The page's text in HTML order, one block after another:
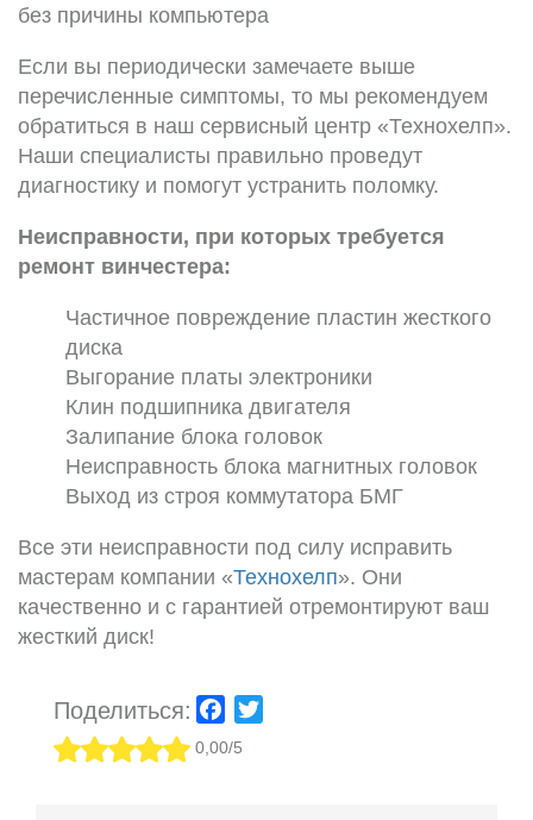
без причины компьютера
Если вы периодически замечаете выше
перечисленные симптомы, то мы рекомендуем
обратиться в наш сервисный центр «Технохелп».
Наши специалисты правильно проведут
диагностику и помогут устранить поломку.
Неисправности, при которых требуется
ремонт винчестера:
Частичное повреждение пластин жесткого
диска
Выгорание платы электроники
Клин подшипника двигателя
Залипание блока головок
Неисправность блока магнитных головок
Выход из строя коммутатора БМГ
Все эти неисправности под силу исправить
мастерам компании «Технохелп». Они
качественно и с гарантией отремонтируют ваш
жесткий диск!
Поделиться: Facebook
0,00/5